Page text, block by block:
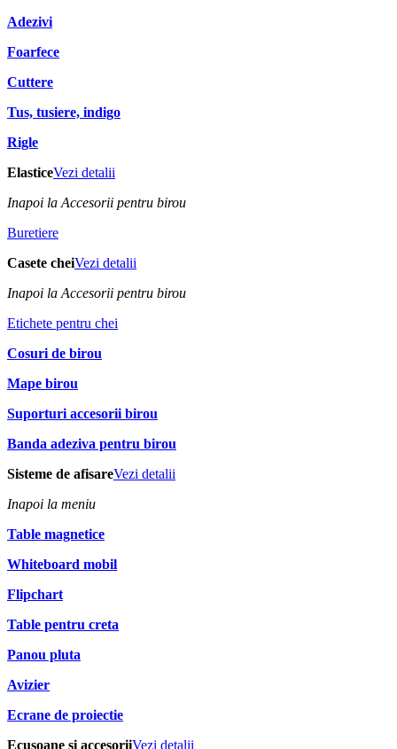
Adezivi
Foarfece
Cuttere
Tus, tusiere, indigo
Rigle
ElasticeVezi detalii
Inapoi la Accesorii pentru birou
Buretiere
Casete cheiVezi detalii
Inapoi la Accesorii pentru birou
Etichete pentru chei
Cosuri de birou
Mape birou
Suporturi accesorii birou
Banda adeziva pentru birou
Sisteme de afisareVezi detalii
Inapoi la meniu
Table magnetice
Whiteboard mobil
Flipchart
Table pentru creta
Panou pluta
Avizier
Ecrane de proiectie
Ecusoane si accesoriiVezi detalii